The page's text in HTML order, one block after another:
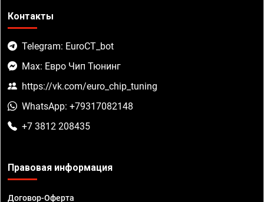
Контакты
Telegram: EuroCT_bot
Max: Евро Чип Тюнинг
https://vk.com/euro_chip_tuning
WhatsApp: +79317082148
+7 3812 208435
Правовая информация
Договор-Оферта